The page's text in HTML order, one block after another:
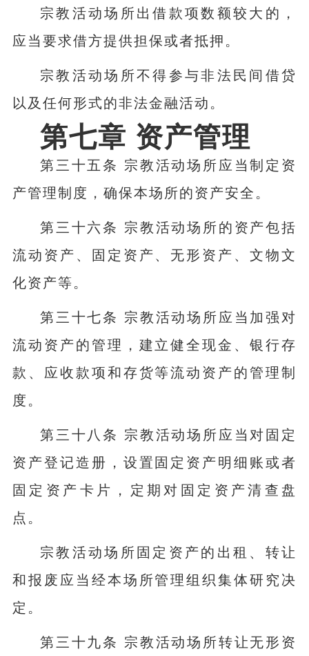
宗教活动场所出借款项数额较大的，
应当要求借方提供担保或者抵押。
宗教活动场所不得参与非法民间借贷
以及任何形式的非法金融活动。
第七章 资产管理
第三十五条 宗教活动场所应当制定资
产管理制度，确保本场所的资产安全。
第三十六条 宗教活动场所的资产包括
流动资产、固定资产、无形资产、文物文
化资产等。
第三十七条 宗教活动场所应当加强对
流动资产的管理，建立健全现金、银行存
款、应收款项和存货等流动资产的管理制
度。
第三十八条 宗教活动场所应当对固定
资产登记造册，设置固定资产明细账或者
固定资产卡片，定期对固定资产清查盘
点。
宗教活动场所固定资产的出租、转让
和报废应当经本场所管理组织集体研究决
定。
第三十九条 宗教活动场所转让无形资